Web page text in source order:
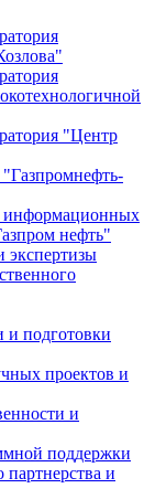
"Центр
информационных
нефть"
экспертизы
и подготовки
проектов и
и
поддержки
партнерства и